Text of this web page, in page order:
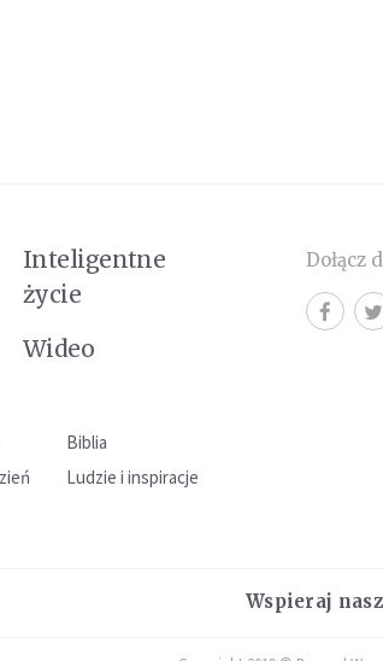
Inteligentne
życie
Wideo
Biblia
Ludzie i inspiracje
Dołącz
Wspieraj